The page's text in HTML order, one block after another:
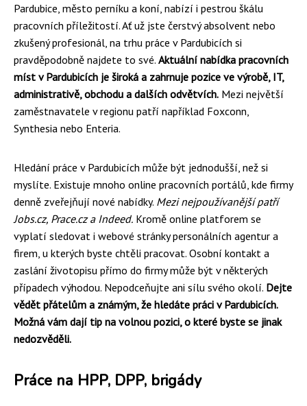
Pardubice, město perníku a koní, nabízí i pestrou škálu
pracovních příležitostí. Ať už jste čerstvý absolvent nebo
zkušený profesionál, na trhu práce v Pardubicích si
pravděpodobně najdete to své. Aktuální nabídka pracovních
míst v Pardubicích je široká a zahrnuje pozice ve výrobě, IT,
administrativě, obchodu a dalších odvětvích. Mezi největší
zaměstnavatele v regionu patří například Foxconn,
Synthesia nebo Enteria.
Hledání práce v Pardubicích může být jednodušší, než si
myslíte. Existuje mnoho online pracovních portálů, kde firmy
denně zveřejňují nové nabídky. Mezi nejpoužívanější patří
Jobs.cz, Prace.cz a Indeed. Kromě online platforem se
vyplatí sledovat i webové stránky personálních agentur a
firem, u kterých byste chtěli pracovat. Osobní kontakt a
zaslání životopisu přímo do firmy může být v některých
případech výhodou. Nepodceňujte ani sílu svého okolí. Dejte
vědět přátelům a známým, že hledáte práci v Pardubicích.
Možná vám dají tip na volnou pozici, o které byste se jinak
nedozvěděli.
Práce na HPP, DPP, brigády